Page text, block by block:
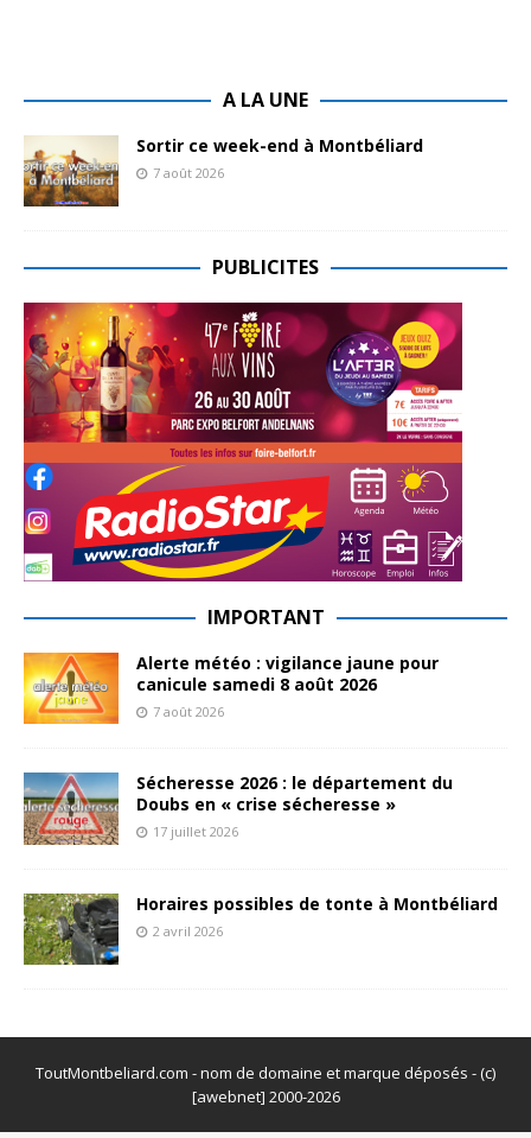
A LA UNE
Sortir ce week-end à Montbéliard
7 août 2026
PUBLICITES
IMPORTANT
Alerte météo : vigilance jaune pour
canicule samedi 8 août 2026
7 août 2026
Sécheresse 2026 : le département du
Doubs en « crise sécheresse »
17 juillet 2026
Horaires possibles de tonte à Montbéliard
2 avril 2026
ToutMontbeliard.com - nom de domaine et marque déposés - (c)
[awebnet] 2000-2026